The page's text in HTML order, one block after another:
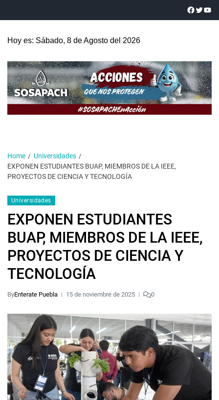
Hoy es: Sábado, 8 de Agosto del 2026
Home
Universidades
EXPONEN ESTUDIANTES BUAP, MIEMBROS DE LA IEEE,
PROYECTOS DE CIENCIA Y TECNOLOGÍA
Universidades
EXPONEN ESTUDIANTES
BUAP, MIEMBROS DE LA IEEE,
PROYECTOS DE CIENCIA Y
TECNOLOGÍA
ByEnterate Puebla 15 de noviembre de 2025 0